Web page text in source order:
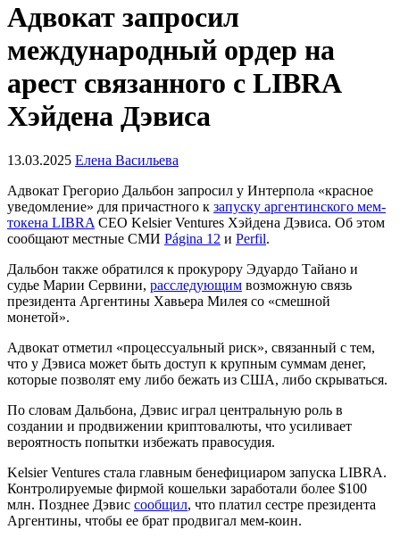
Адвокат запросил
международный ордер на
арест связанного с LIBRA
Хэйдена Дэвиса
13.03.2025 Елена Васильева
Адвокат Грегорио Дальбон запросил у Интерпола «красное
уведомление» для причастного к запуску аргентинского мем-
токена LIBRA CEO Kelsier Ventures Хэйдена Дэвиса. Об этом
сообщают местные СМИ Página 12 и Perfil.
Дальбон также обратился к прокурору Эдуардо Тайано и
судье Марии Сервини, расследующим возможную связь
президента Аргентины Хавьера Милея со «смешной
монетой».
Адвокат отметил «процессуальный риск», связанный с тем,
что у Дэвиса может быть доступ к крупным суммам денег,
которые позволят ему либо бежать из США, либо скрываться.
По словам Дальбона, Дэвис играл центральную роль в
создании и продвижении криптовалюты, что усиливает
вероятность попытки избежать правосудия.
Kelsier Ventures стала главным бенефициаром запуска LIBRA.
Контролируемые фирмой кошельки заработали более $100
млн. Позднее Дэвис сообщил, что платил сестре президента
Аргентины, чтобы ее брат продвигал мем-коин.